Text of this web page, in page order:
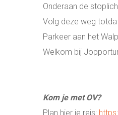
Onderaan de
Volg deze weg
Parkeer aan het
Welkom bij
Kom je met OV?
Plan hier je reis: